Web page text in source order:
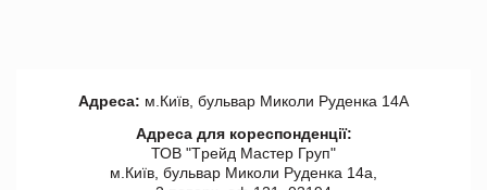
Адреса: м.Київ, бульвар Миколи Руденка 14А
Адреса для кореспонденції:
ТОВ "Tрейд Мастер Груп"
м.Київ, бульвар Миколи Руденка 14а,